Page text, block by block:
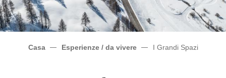
Casa Esperienze / da vivere I Grandi Spazi